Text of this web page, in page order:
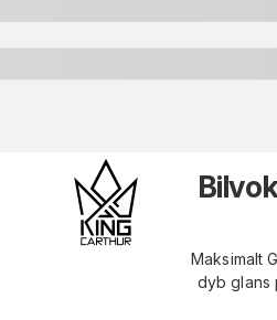
Maksimalt
dyb glans